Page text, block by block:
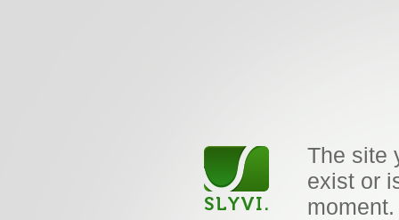
The site
exist or
moment.